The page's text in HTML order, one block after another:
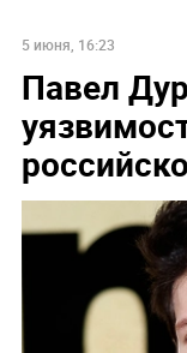
5 июня, 16:23
Павел